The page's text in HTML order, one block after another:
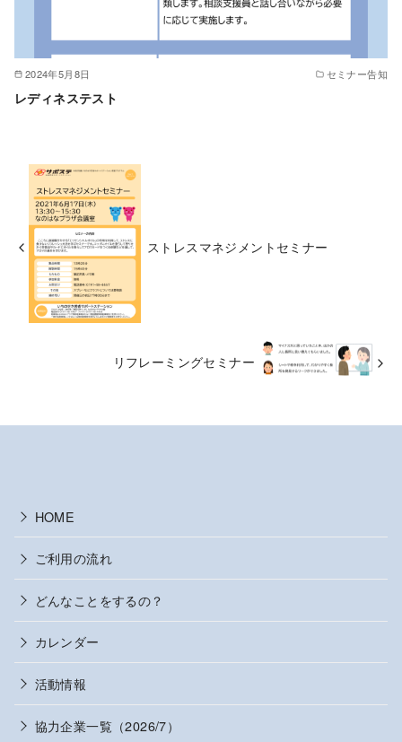
2024年5月8日 セミナー告知
レディネステスト
ストレスマネジメントセミナー
リフレーミングセミナー
HOME
ご利用の流れ
どんなことをするの？
カレンダー
活動情報
協力企業一覧（2026/7）